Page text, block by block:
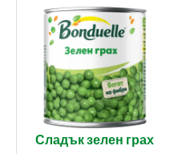
Сладък зелен грах